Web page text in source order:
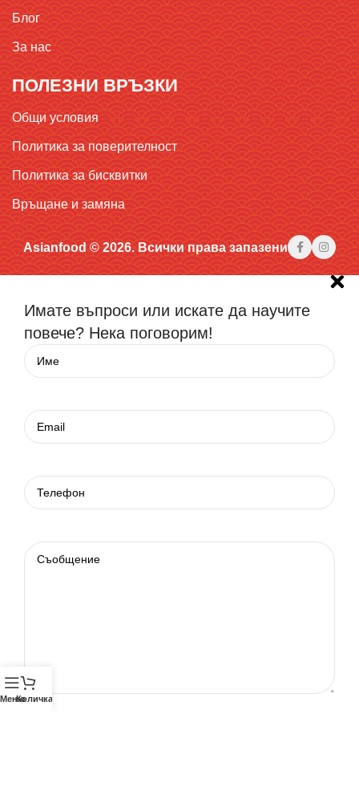
Блог
За нас
ПОЛЕЗНИ ВРЪЗКИ
Общи условия
Политика за поверителност
Политика за бисквитки
Връщане и замяна
Asianfood © 2026. Всички права запазени
Имате въпроси или искате да научите
повече? Нека поговорим!
МенюКоличка